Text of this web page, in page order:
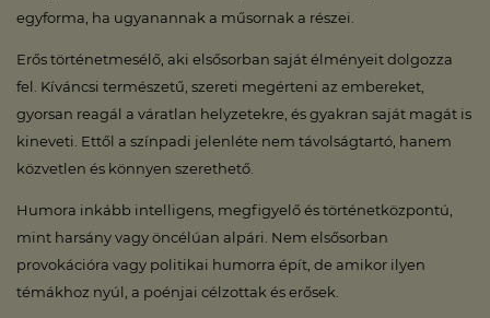
egyforma, ha ugyanannak a műsornak a részei.
Erős történetmesélő, aki elsősorban saját élményeit dolgozza
fel. Kíváncsi természetű, szereti megérteni az embereket,
gyorsan reagál a váratlan helyzetekre, és gyakran saját magát is
kineveti. Ettől a színpadi jelenléte nem távolságtartó, hanem
közvetlen és könnyen szerethető.
Humora inkább intelligens, megfigyelő és történetközpontú,
mint harsány vagy öncélúan alpári. Nem elsősorban
provokációra vagy politikai humorra épít, de amikor ilyen
témákhoz nyúl, a poénjai célzottak és erősek.